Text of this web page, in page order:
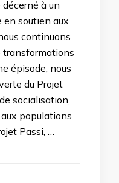
à un
en soutien aux
continuons
transformations
épisode, nous
du Projet
socialisation,
populations
Passi, …